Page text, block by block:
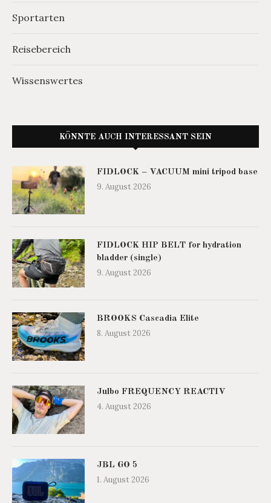
Sportarten
Reisebereich
Wissenswertes
KÖNNTE AUCH INTERESSANT SEIN
FIDLOCK – VACUUM mini tripod base
9. August 2026
FIDLOCK HIP BELT for hydration
bladder (single)
9. August 2026
BROOKS Cascadia Elite
8. August 2026
Julbo FREQUENCY REACTIV
4. August 2026
JBL GO 5
1. August 2026